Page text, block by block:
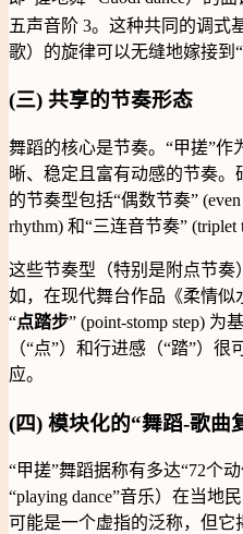
五声音阶 3。这种共同的调式
歌）的旋律可以无缝地嫁接到
(三) 共享的节奏形态
舞蹈的核心是节奏。“甲搓”
晰、稳定且富有动感的节奏
的节奏型包括“偶数节奏”
rhythm) 和“三连音节奏” (triplet
这些节奏型（特别是附点节奏
如，在现代舞台作品《柔情
“点踏步” (point-stomp step)
（“点”）和行进感（“踏”）
应。
(四) 模块化的“舞蹈-歌曲
“甲搓”舞蹈据称有多达“72个
“playing dance”音乐）在当地
可能是一个虚指的泛称，但它